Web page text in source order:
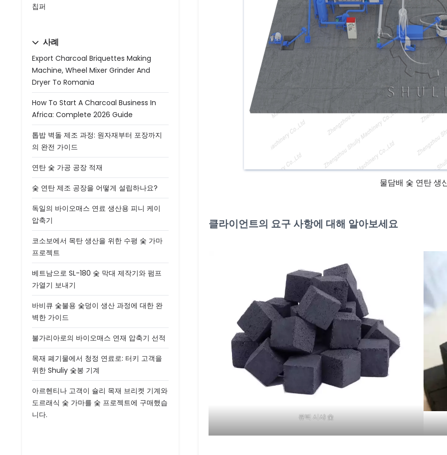
칩퍼
사례
Export Charcoal Briquettes Making
Machine, Wheel Mixer Grinder And
Dryer To Romania
How To Start A Charcoal Business In
Africa: Complete 2026 Guide
톱밥 벽돌 제조 과정: 원자재부터 포장까지
의 완전 가이드
연탄 숯 가공 공장 적재
숯 연탄 제조 공장을 어떻게 설립하나요?
독일의 바이오매스 연료 생산용 피니 케이
압축기
코소보에서 목탄 생산을 위한 수평 숯 가마
프로젝트
베트남으로 SL-180 숯 막대 제작기와 펌프
가열기 보내기
바비큐 숯불용 숯덩이 생산 과정에 대한 완
벽한 가이드
불가리아로의 바이오매스 연재 압축기 선적
목재 폐기물에서 청정 연료로: 터키 고객을
위한 Shuliy 숯봉 기계
아르헨티나 고객이 슐리 목재 브리켓 기계와
도르래식 숯 가마를 숯 프로젝트에 구매했습
니다.
물담배 숯 연탄 생
클라이언트의 요구 사항에 대해 알아보세요
큐빅 시샤 숯